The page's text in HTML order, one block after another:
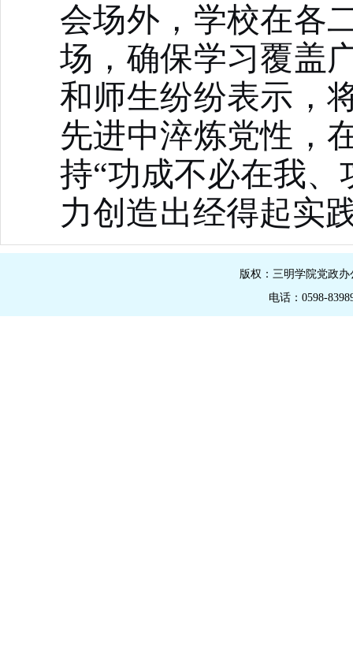
会场外，学校在各
场 ，确保学习覆盖
和师生纷纷表示，
先进中淬炼党性，
持“功成不必在我
力创造出经得起实
版权：三明学院党政办
电话：0598-